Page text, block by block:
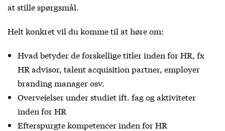
at stille spørgsmål.
Helt konkret vil du komme til at høre om:
Hvad betyder de forskellige titler inden for HR, fx
HR advisor, talent acquisition partner, employer
branding manager osv.
Overvejelser under studiet ift. fag og aktiviteter
inden for HR
Efterspurgte kompetencer inden for HR